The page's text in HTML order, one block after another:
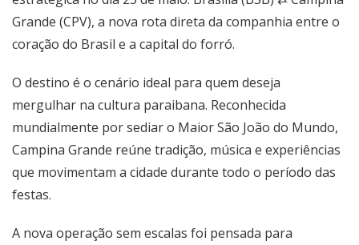
Grande (CPV), a nova rota direta da companhia entre o
coração do Brasil e a capital do forró.
O destino é o cenário ideal para quem deseja
mergulhar na cultura paraibana. Reconhecida
mundialmente por sediar o Maior São João do Mundo,
Campina Grande reúne tradição, música e experiências
que movimentam a cidade durante todo o período das
festas.
A nova operação sem escalas foi pensada para